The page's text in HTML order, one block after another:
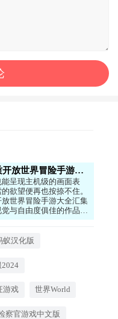
放世界冒险手游大全
能呈现主机级的画面表
欲望便再也按捺不住。
世界冒险手游大全汇集
觉与自由度俱佳的作品，
幻废土到奇幻的异世界
随意攀爬山巅、潜入海
可交互环境，让这个世
的玩家来说，这里就是
蚁汉化版
游戏 世界World
察官游戏中文版